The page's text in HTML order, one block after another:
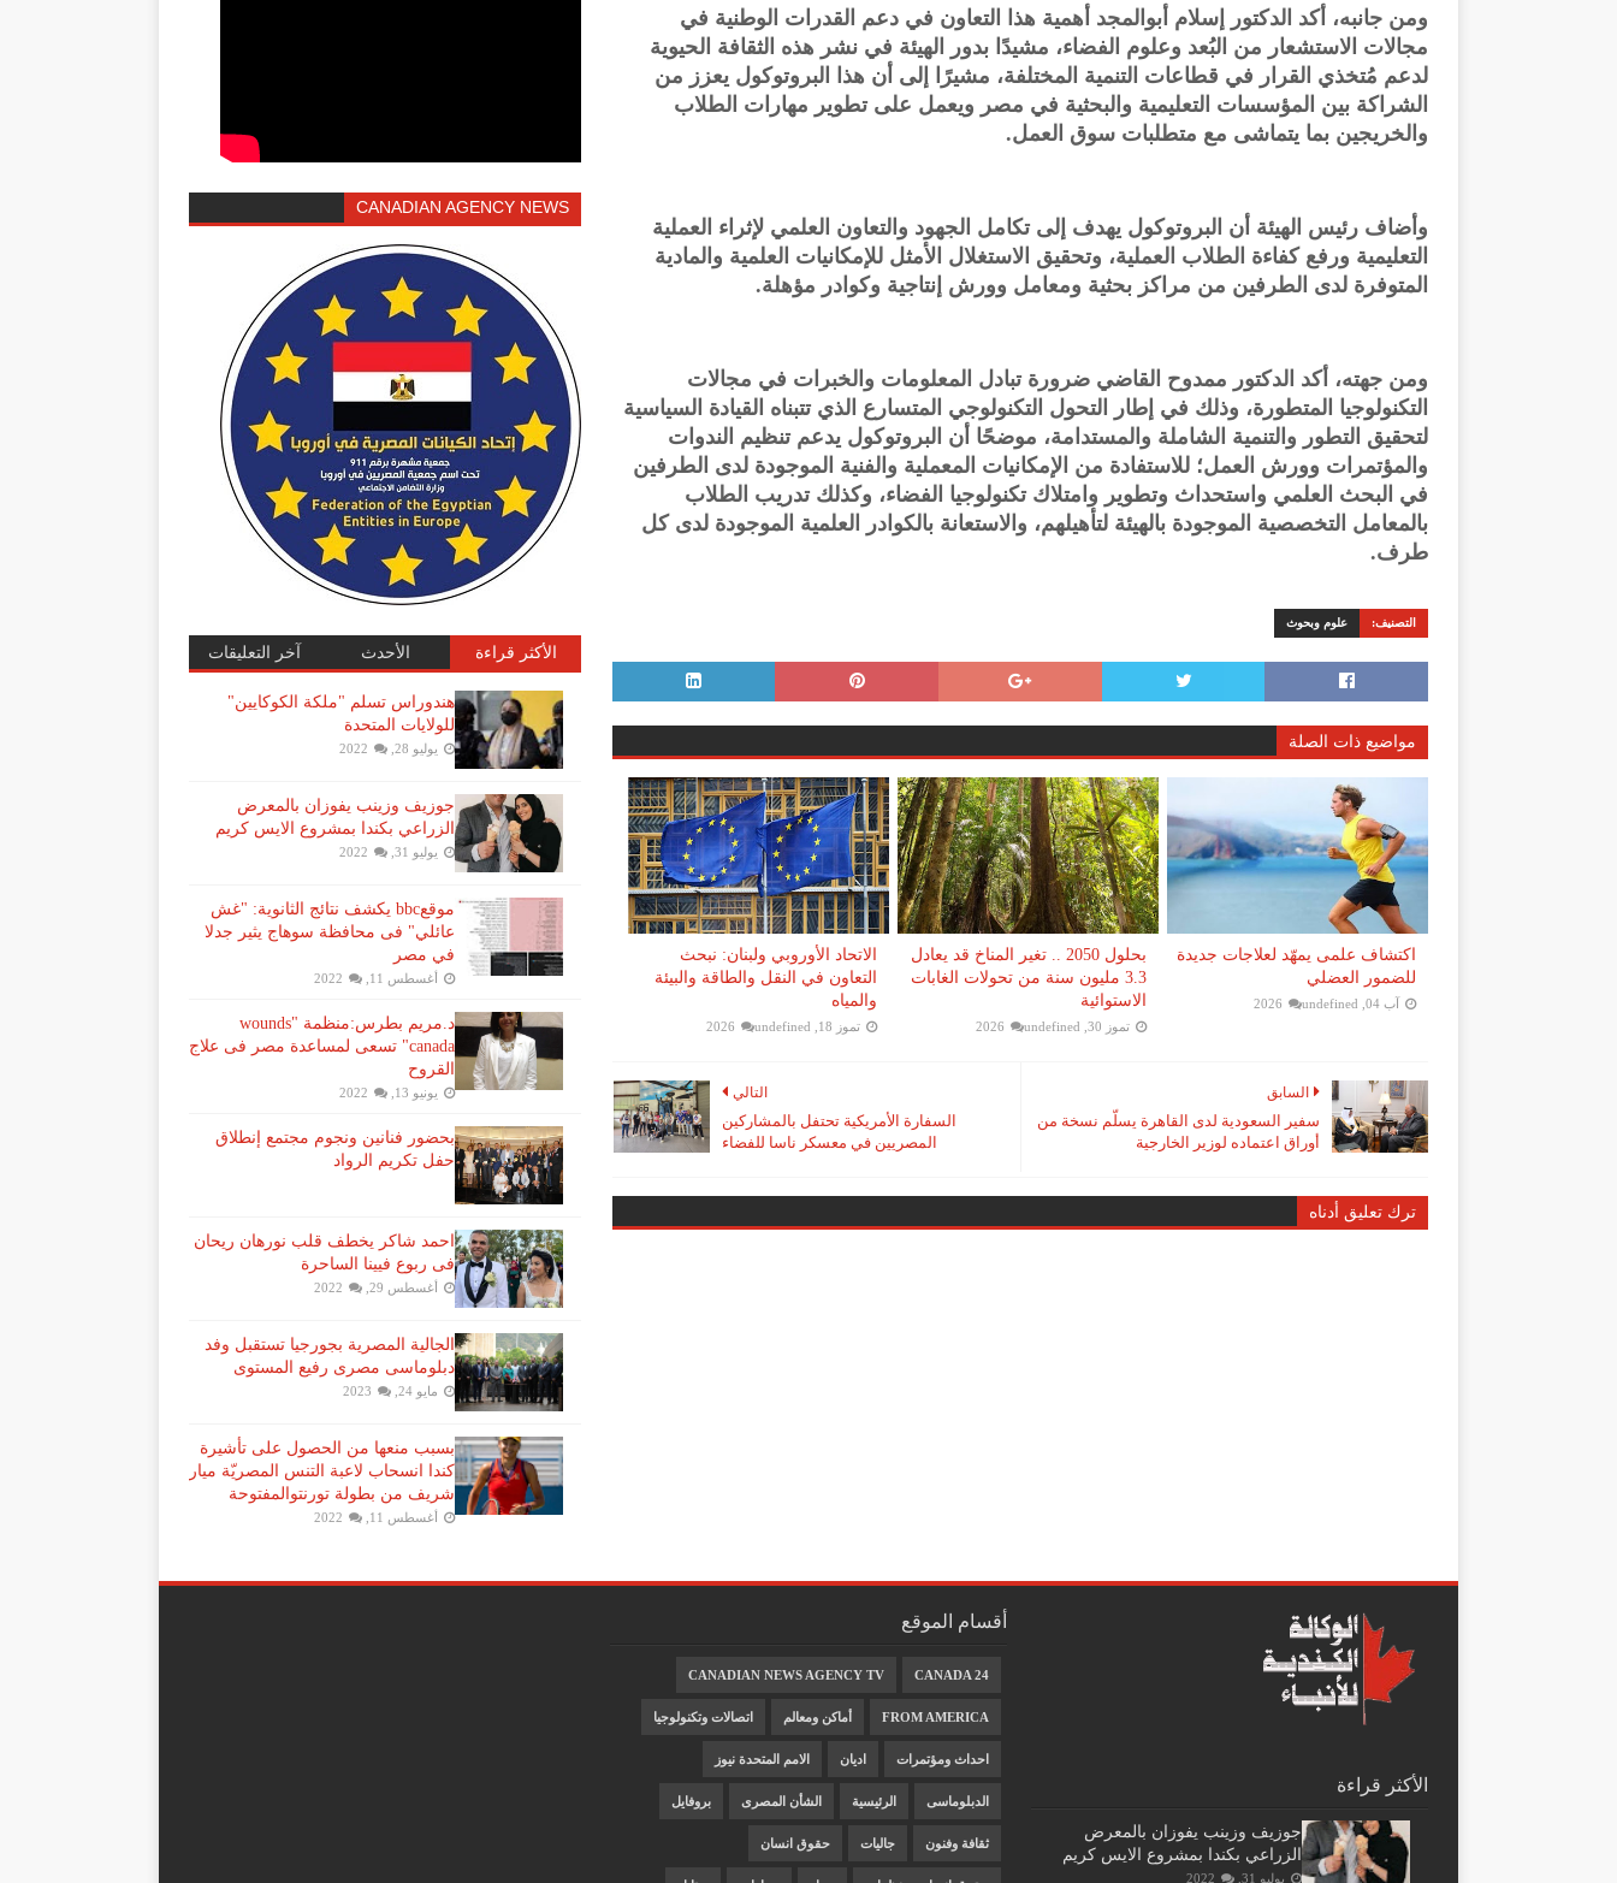
ومن جانبه، أكد الدكتور إسلام أبوالمجد أهمية هذا التعاون في دعم القدرات الوطنية في
مجالات الاستشعار من البُعد وعلوم الفضاء، مشيدًا بدور الهيئة في نشر هذه الثقافة الحيوية
لدعم مُتخذي القرار في قطاعات التنمية المختلفة، مشيرًا إلى أن هذا البروتوكول يعزز من
الشراكة بين المؤسسات التعليمية والبحثية في مصر ويعمل على تطوير مهارات الطلاب
والخريجين بما يتماشى مع متطلبات سوق العمل.
وأضاف رئيس الهيئة أن البروتوكول يهدف إلى تكامل الجهود والتعاون العلمي لإثراء العملية
التعليمية ورفع كفاءة الطلاب العملية، وتحقيق الاستغلال الأمثل للإمكانيات العلمية والمادية
المتوفرة لدى الطرفين من مراكز بحثية ومعامل وورش إنتاجية وكوادر مؤهلة.
ومن جهته، أكد الدكتور ممدوح القاضي ضرورة تبادل المعلومات والخبرات في مجالات
التكنولوجيا المتطورة، وذلك في إطار التحول التكنولوجي المتسارع الذي تتبناه القيادة السياسية
لتحقيق التطور والتنمية الشاملة والمستدامة، موضحًا أن البروتوكول يدعم تنظيم الندوات
والمؤتمرات وورش العمل؛ للاستفادة من الإمكانيات المعملية والفنية الموجودة لدى الطرفين
في البحث العلمي واستحداث وتطوير وامتلاك تكنولوجيا الفضاء، وكذلك تدريب الطلاب
بالمعامل التخصصية الموجودة بالهيئة لتأهيلهم، والاستعانة بالكوادر العلمية الموجودة لدى كل
طرف.
التصنيف: علوم وبحوث
مواضيع ذات الصلة
اكتشاف علمى يمهّد لعلاجات جديدة
للضمور العضلي
آب 04, 2026 undefined
بحلول 2050 .. تغير المناخ قد يعادل
3.3 مليون سنة من تحولات الغابات
الاستوائية
تموز 30, 2026 undefined
الاتحاد الأوروبي ولبنان: نبحث
التعاون في النقل والطاقة والبيئة
والمياه
تموز 18, 2026 undefined
التالي
السفارة الأمريكية تحتفل بالمشاركين
المصريين في معسكر ناسا للفضاء
السابق
سفير السعودية لدى القاهرة يسلّم نسخة من
أوراق اعتماده لوزير الخارجية
ترك تعليق أدناه
CANADIAN AGENCY NEWS
الأكثر قراءة الأحدث آخر التعليقات
هندوراس تسلم "ملكة الكوكايين"
للولايات المتحدة
يوليو 28, 2022
جوزيف وزينب يفوزان بالمعرض
الزراعي بكندا بمشروع الايس كريم
يوليو 31, 2022
موقعbbc يكشف نتائج الثانوية: "غش
عائلي" فى محافظة سوهاج يثير جدلا
في مصر
أغسطس 11, 2022
د.مريم بطرس:منظمة "wounds
canada" تسعى لمساعدة مصر فى علاج
القروح
يونيو 13, 2022
بحضور فنانين ونجوم مجتمع إنطلاق
حفل تكريم الرواد
احمد شاكر يخطف قلب نورهان ريحان
فى ربوع فيينا الساحرة
أغسطس 29, 2022
الجالية المصرية بجورجيا تستقبل وفد
دبلوماسى مصرى رفيع المستوى
مايو 24, 2023
بسبب منعها من الحصول على تأشيرة
كندا انسحاب لاعبة ​التنس​ المصريّة ​ميار
شريف​ من بطولة ​تورنتو​المفتوحة
أغسطس 11, 2022
الأكثر قراءة
جوزيف وزينب يفوزان بالمعرض
الزراعي بكندا بمشروع الايس كريم
يوليو 31, 2022
أقسام الموقع
CANADA 24
CANADIAN NEWS AGENCY TV
FROM AMERICA أماكن ومعالم اتصالات وتكنولوجيا
احداث ومؤتمرات اديان الامم المتحدة نيوز
الدبلوماسى الرئيسية الشأن المصرى بروفايل
ثقافة وفنون جاليات حقوق انسان